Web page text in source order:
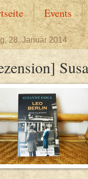
Events
28. Januar 2014